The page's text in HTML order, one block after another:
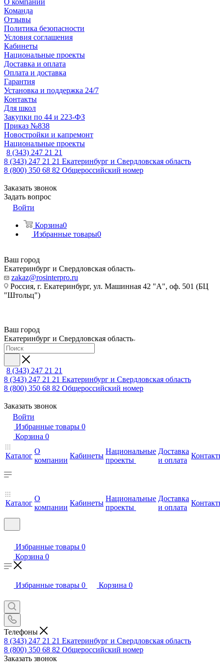
О компании
Команда
Отзывы
Политика безопасности
Условия соглашения
Кабинеты
Национальные проекты
Доставка и оплата
Оплата и доставка
Гарантия
Установка и поддержка 24/7
Контакты
Для школ
Закупки по 44 и 223-ФЗ
Приказ №838
Новостройки и капремонт
Национальные проекты
8 (343) 247 21 21
8 (343) 247 21 21 Екатеринбург и Свердловская область
8 (800) 350 68 82 Общероссийский номер
Заказать звонок
Задать вопрос
Войти
Корзина0
Избранные товары0
Ваш город
Екатеринбург и Свердловская область
zakaz@rosinterpro.ru
Россия, г. Екатеринбург, ул. Машинная 42 "А", оф. 501 (БЦ
"Штольц")
Ваш город
Екатеринбург и Свердловская область
8 (343) 247 21 21
8 (343) 247 21 21 Екатеринбург и Свердловская область
8 (800) 350 68 82 Общероссийский номер
Заказать звонок
Войти
Избранные товары 0
Корзина 0
Каталог
О
компании
Кабинеты
Национальные
проекты
Доставка
и оплата
Каталог
О
компании
Кабинеты
Национальные
проекты
Доставка
и оплата
Избранные товары 0
Корзина 0
Избранные товары 0 Корзина 0
Телефоны
8 (343) 247 21 21 Екатеринбург и Свердловская область
8 (800) 350 68 82 Общероссийский номер
Заказать звонок